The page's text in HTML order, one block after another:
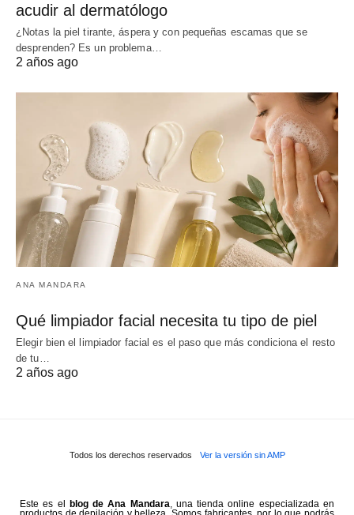
acudir al dermatólogo
¿Notas la piel tirante, áspera y con pequeñas escamas que se
desprenden? Es un problema…
2 años ago
ANA MANDARA
Qué limpiador facial necesita tu tipo de piel
Elegir bien el limpiador facial es el paso que más condiciona el resto
de tu…
2 años ago
Todos los derechos reservados Ver la versión sin AMP
Este es el blog de Ana Mandara, una tienda online especializada en